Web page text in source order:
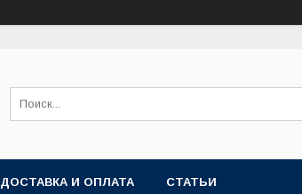
ДОСТАВКА И ОПЛАТА СТАТЬИ